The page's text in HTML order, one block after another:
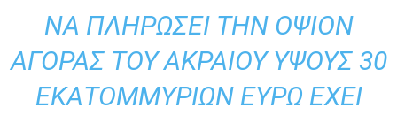
ΝΑ ΠΛΗΡΏΣΕΙ ΤΗΝ ΟΨΙΌΝ
ΑΓΟΡΆΣ ΤΟΥ ΑΚΡΑΊΟΥ ΎΨΟΥΣ 30
ΕΚΑΤΟΜΜΥΡΊΩΝ ΕΥΡΏ ΈΧΕΙ